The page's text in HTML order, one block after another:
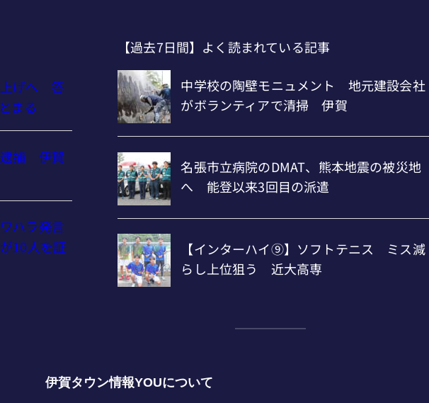
上げへ 答
まる
逮捕 伊賀
ハラ発言
10人を証
【過去7日間】よく読まれている記事
伊賀タウン情報YOUについて